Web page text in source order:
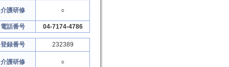
介護研修 ○
電話番号 04-7174-4786
登録番号
232389
介護研修 ○